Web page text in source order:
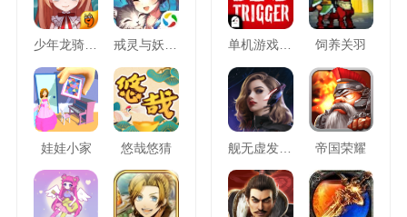
少年龙骑士九游版
娃娃小家 悠哉悠猜
饲养关羽
帝国荣耀